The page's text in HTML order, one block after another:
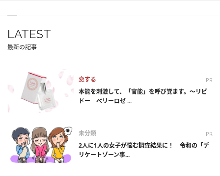
LATEST
最新の記事
恋する PR
本能を刺激して、「官能」を呼び覚ます。～リビ
ドー ベリーロゼ ...
未分類 PR
2人に1人の女子が悩む調査結果に！ 令和の「デ
リケートゾーン事...